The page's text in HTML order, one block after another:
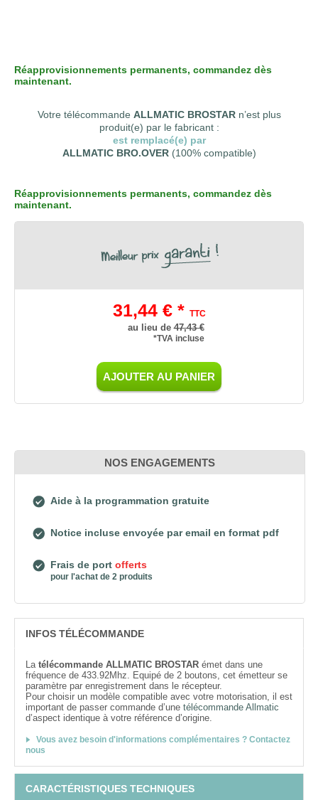
Réapprovisionnements permanents, commandez dès
maintenant.
Votre télécommande ALLMATIC BROSTARn’est plus
produit(e) par le fabricant :
est remplacé(e) par
ALLMATIC BRO.OVER(100% compatible)
Réapprovisionnements permanents, commandez dès
maintenant.
31,44 € * TTC
au lieu de47,43 €
*TVA incluse
AJOUTER AU PANIER
NOS ENGAGEMENTS
Aide à la programmation gratuite
Notice incluse envoyée par email en format pdf
Frais de port offerts
pour l'achat de 2 produits
INFOS TÉLÉCOMMANDE
La télécommande ALLMATIC BROSTAR émet dans une
fréquence de 433.92Mhz. Equipé de 2 boutons, cet émetteur se
paramètre par enregistrement dans le récepteur.
Pour choisir un modèle compatible avec votre motorisation, il est
important de passer commande d’une télécommande Allmatic
d’aspect identique à votre référence d’origine.
Vous avez besoin d'informations complémentaires ? Contactez
nous
CARACTÉRISTIQUES TECHNIQUES